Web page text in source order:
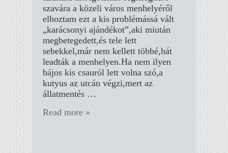
szavára a közeli város menhelyéről
elhoztam ezt a kis problémássá vált
„karácsonyi ajándékot”,aki miután
megbetegedett,és tele lett
sebekkel,már nem kellett többé,hát
leadták a menhelyen.Ha nem ilyen
bájos kis csauról lett volna szó,a
kutyus az utcán végzi,mert az
állatmentés …
Read more »